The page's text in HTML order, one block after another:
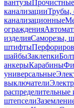
вантузы
канализацииТрубы,
канализационные
ограждения
изделияСаморезы,
штифты
шайбыЗаклепки
анкерыКарабины
универсальные
выключатели
распределительные
штепсели